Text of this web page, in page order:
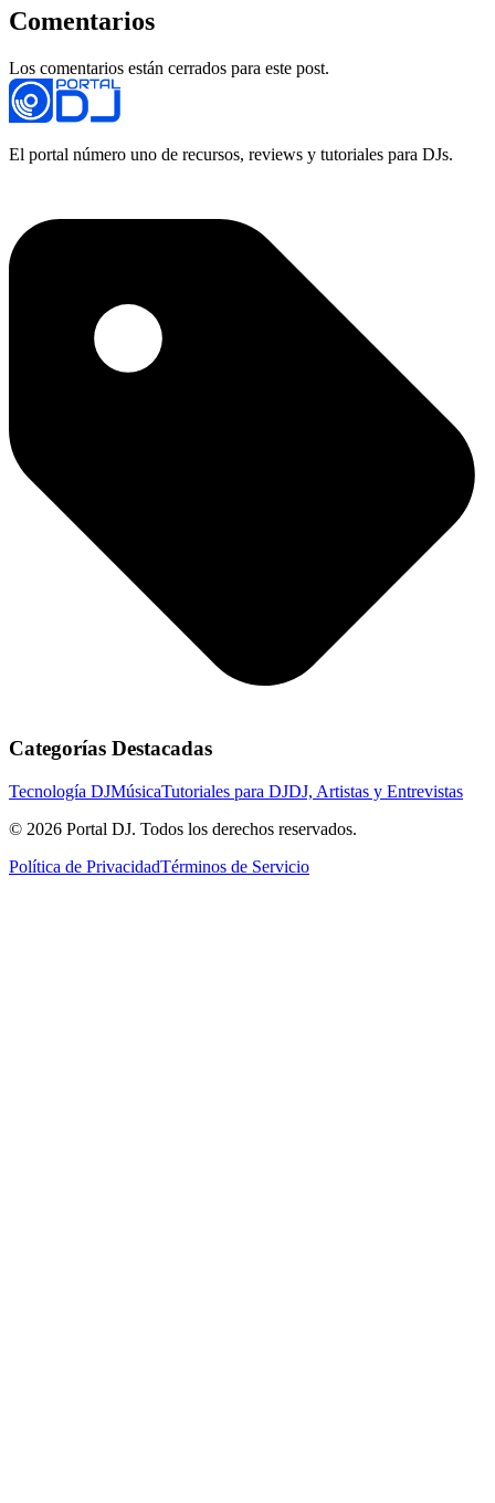
Comentarios
Los comentarios están cerrados para este post.
El portal número uno de recursos, reviews y tutoriales para DJs.
Categorías Destacadas
Tecnología DJMúsicaTutoriales para DJDJ, Artistas y Entrevistas
© 2026 Portal DJ. Todos los derechos reservados.
Política de PrivacidadTérminos de Servicio